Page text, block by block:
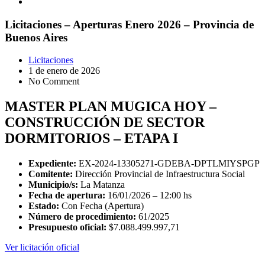
Licitaciones – Aperturas Enero 2026 – Provincia de
Buenos Aires
Licitaciones
1 de enero de 2026
No Comment
MASTER PLAN MUGICA HOY –
CONSTRUCCIÓN DE SECTOR
DORMITORIOS – ETAPA I
Expediente: EX-2024-13305271-GDEBA-DPTLMIYSPGP
Comitente: Dirección Provincial de Infraestructura Social
Municipio/s: La Matanza
Fecha de apertura: 16/01/2026 – 12:00 hs
Estado: Con Fecha (Apertura)
Número de procedimiento: 61/2025
Presupuesto oficial: $7.088.499.997,71
Ver licitación oficial